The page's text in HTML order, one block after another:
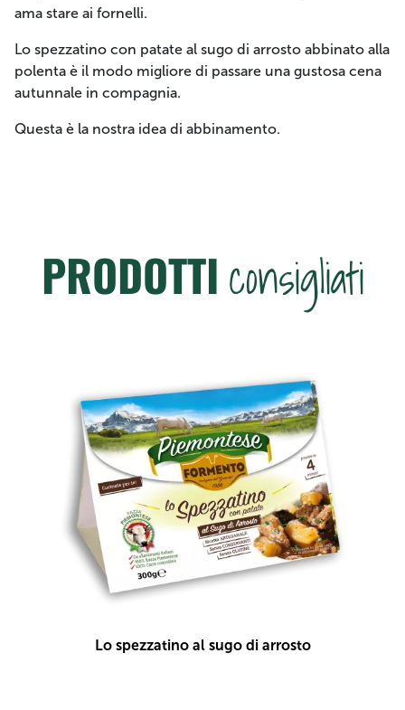
ama stare ai fornelli.
Lo spezzatino con patate al sugo di arrosto abbinato alla
polenta è il modo migliore di passare una gustosa cena
autunnale in compagnia.
Questa è la nostra idea di abbinamento.
PRODOTTIconsigliati
Lo spezzatino al sugo di arrosto